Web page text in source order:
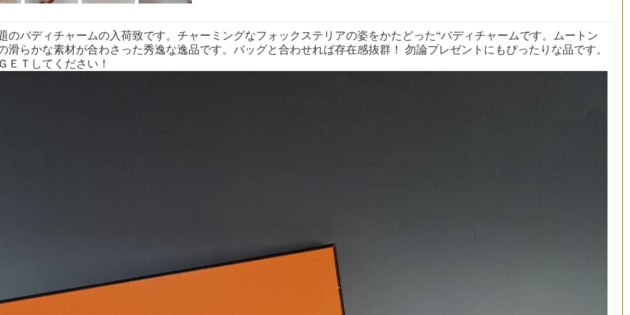
のバディチャームの入荷致です。チャーミングなフォックステリアの姿をかたどった“バディチャームです。ムートン
滑らかな素材が合わさった秀逸な逸品です。バッグと合わせれば存在感抜群！ 勿論プレゼントにもぴったりな品です。
ＥＴしてください！